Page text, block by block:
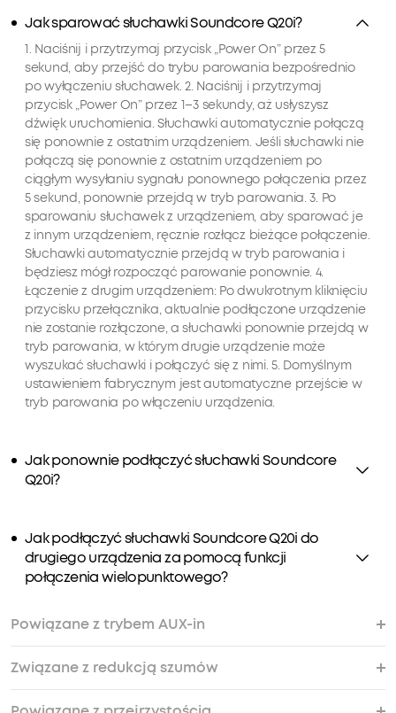
Jak sparować słuchawki Soundcore Q20i?
1. Naciśnij i przytrzymaj przycisk „Power On” przez 5
sekund, aby przejść do trybu parowania bezpośrednio
po wyłączeniu słuchawek. 2. Naciśnij i przytrzymaj
przycisk „Power On” przez 1–3 sekundy, aż usłyszysz
dźwięk uruchomienia. Słuchawki automatycznie połączą
się ponownie z ostatnim urządzeniem. Jeśli słuchawki nie
połączą się ponownie z ostatnim urządzeniem po
ciągłym wysyłaniu sygnału ponownego połączenia przez
5 sekund, ponownie przejdą w tryb parowania. 3. Po
sparowaniu słuchawek z urządzeniem, aby sparować je
z innym urządzeniem, ręcznie rozłącz bieżące połączenie.
Słuchawki automatycznie przejdą w tryb parowania i
będziesz mógł rozpocząć parowanie ponownie. 4.
Łączenie z drugim urządzeniem: Po dwukrotnym kliknięciu
przycisku przełącznika, aktualnie podłączone urządzenie
nie zostanie rozłączone, a słuchawki ponownie przejdą w
tryb parowania, w którym drugie urządzenie może
wyszukać słuchawki i połączyć się z nimi. 5. Domyślnym
ustawieniem fabrycznym jest automatyczne przejście w
tryb parowania po włączeniu urządzenia.
Jak ponownie podłączyć słuchawki Soundcore
Q20i?
Jak podłączyć słuchawki Soundcore Q20i do
drugiego urządzenia za pomocą funkcji
połączenia wielopunktowego?
Powiązane z trybem AUX-in
Czy w trybie AUX-in dostępna jest funkcja
Czy mogę wykonać połączenie za pomocą
Związane z redukcją szumów